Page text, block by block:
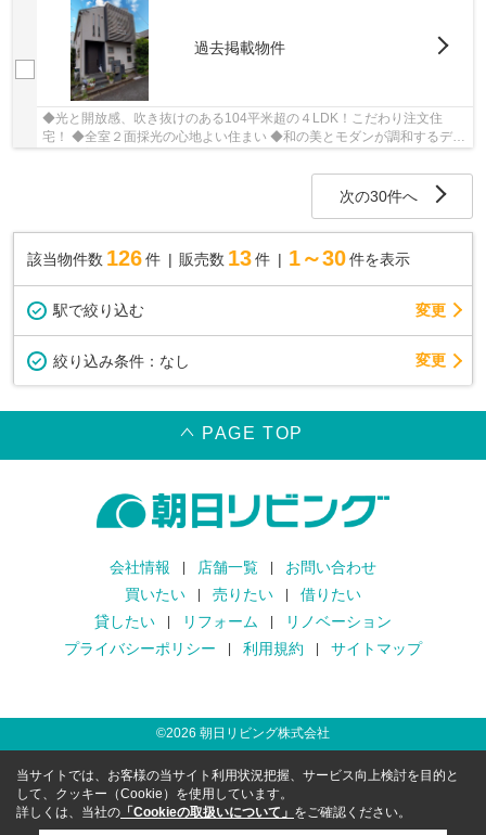
過去掲載物件
◆光と開放感、吹き抜けのある104平米超の４LDK！こだわり注文住
宅！ ◆全室２面採光の心地よい住まい ◆和の美とモダンが調和するデザ
次の30件へ
該当物件数 126件 販売数 13 件 1～30 件を表示
駅で絞り込む 変更
絞り込み条件： なし 変更
PAGE TOP
会社情報 店舗一覧
お問い合わせ
買いたい
売りたい
借りたい
貸したい
リフォーム
リノベーション
プライバシーポリシー
利用規約 サイトマップ
©2026 朝日リビング株式会社
当サイトでは、お客様の当サイト利用状況把握、サービス向上検討を目的と
して、クッキー（Cookie）を使用しています。
詳しくは、当社の 「Cookieの取扱いについて」 をご確認ください。